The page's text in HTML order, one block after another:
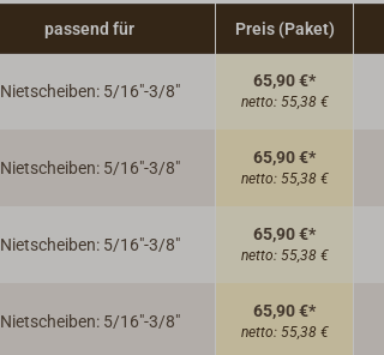
passend für Preis (Paket)
Nietscheiben: 5/16"-3/8"
65,90 €*
netto: 55,38 €
Nietscheiben: 5/16"-3/8"
65,90 €*
netto: 55,38 €
Nietscheiben: 5/16"-3/8"
65,90 €*
netto: 55,38 €
Nietscheiben: 5/16"-3/8"
65,90 €*
netto: 55,38 €